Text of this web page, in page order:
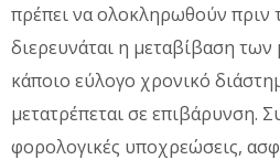
πρέπει να ολοκληρωθούν πριν
διερευνάται η μεταβίβαση
κάποιο εύλογο χρονικό
μετατρέπεται σε επιβάρυνση.
φορολογικές υποχρεώσεις,